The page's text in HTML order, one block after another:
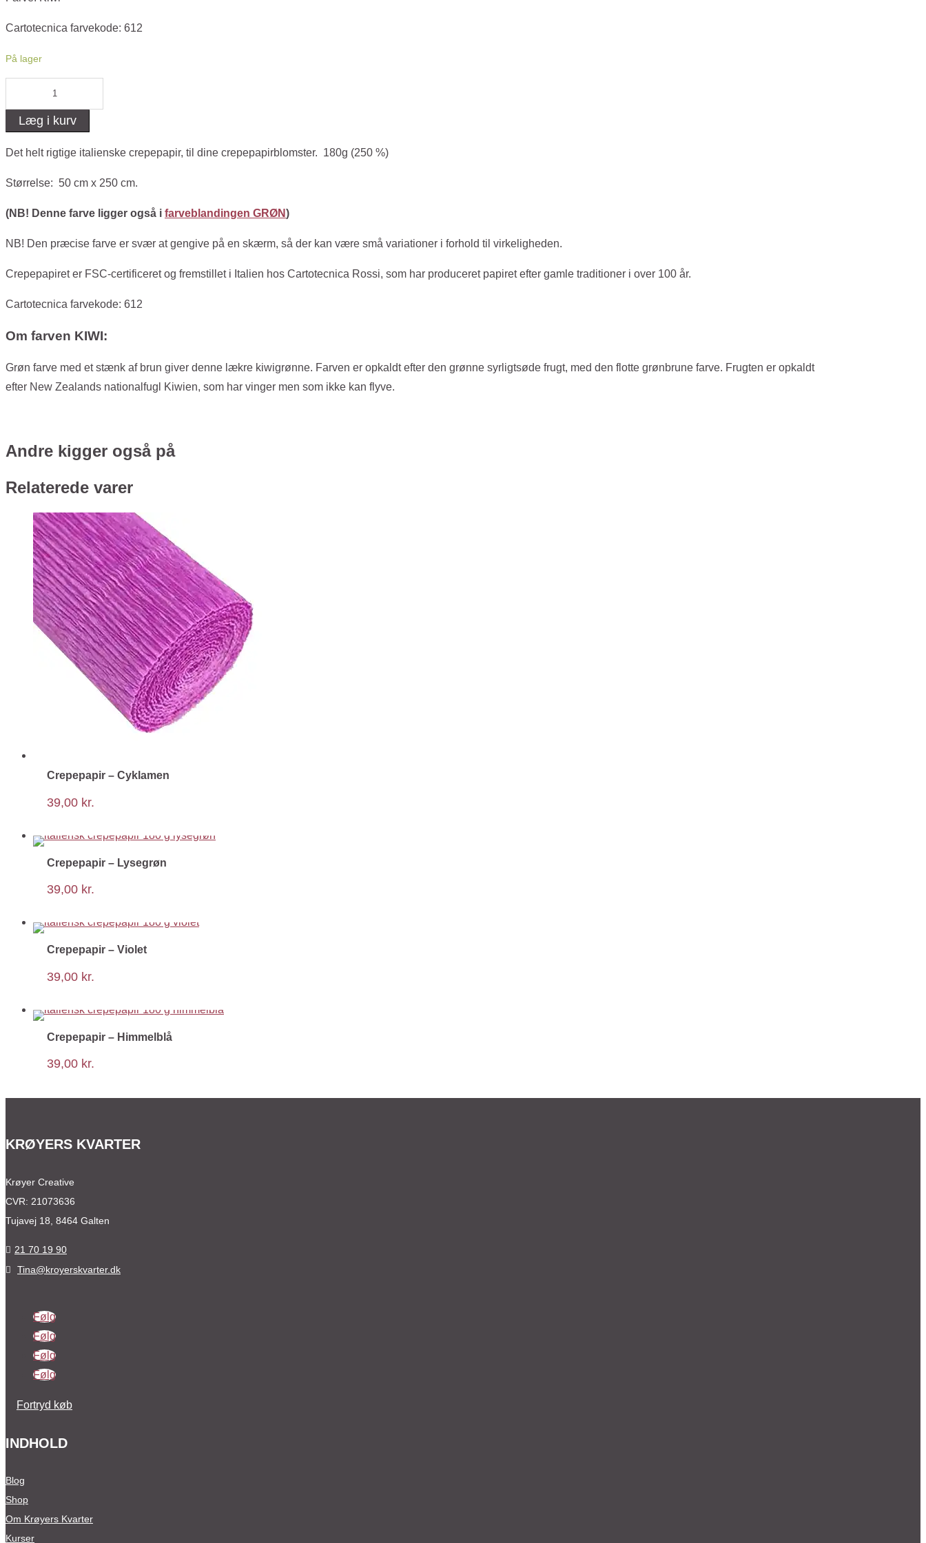
Cartotecnica farvekode: 612
På lager
Crepepapir
-
KiwiLæg i kurv
Det helt rigtige italienske crepepapir, til dine crepepapirblomster. 180g (250 %)
Størrelse: 50 cm x 250 cm.
(NB! Denne farve ligger også i farveblandingen GRØN)
NB! Den præcise farve er svær at gengive på en skærm, så der kan være små variationer i forhold til virkeligheden.
Crepepapiret er FSC-certificeret og fremstillet i Italien hos Cartotecnica Rossi, som har produceret papiret efter gamle traditioner i over 100 år.
Cartotecnica farvekode: 612
Om farven KIWI:
Grøn farve med et stænk af brun giver denne lækre kiwigrønne. Farven er opkaldt efter den grønne syrligtsøde frugt, med den flotte grønbrune farve. Frugten er opkaldt
efter New Zealands nationalfugl Kiwien, som har vinger men som ikke kan flyve.
Andre kigger også på
Relaterede varer
Crepepapir – Cyklamen
39,00 kr.
Crepepapir – Lysegrøn
39,00 kr.
Crepepapir – Violet
39,00 kr.
Crepepapir – Himmelblå
39,00 kr.
KRØYERS KVARTER
Krøyer Creative
CVR: 21073636
Tujavej 18, 8464 Galten
 21 70 19 90
 Tina@kroyerskvarter.dk
Følg
Følg
Følg
Følg
Fortryd køb
INDHOLD
Blog
Shop
Om Krøyers Kvarter
Kurser